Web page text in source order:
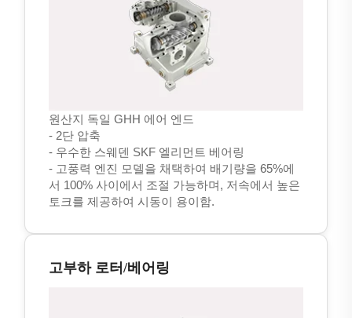
원산지 독일 GHH 에어 엔드
- 2단 압축
- 우수한 스웨덴 SKF 엘리먼트 베어링
- 고풍력 엔진 모델을 채택하여 배기량을 65%에
서 100% 사이에서 조절 가능하며, 저속에서 높은
토크를 제공하여 시동이 용이함.
고부하 로터/베어링